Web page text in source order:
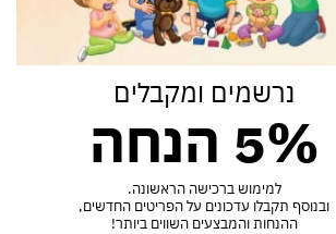
נרשמים ומקבלים
5% הנחה
למימוש ברכישה הראשונה.
ובנוסף תקבלו עדכונים על הפריטים החדשים,
ההנחות והמבצעים השווים ביותר!